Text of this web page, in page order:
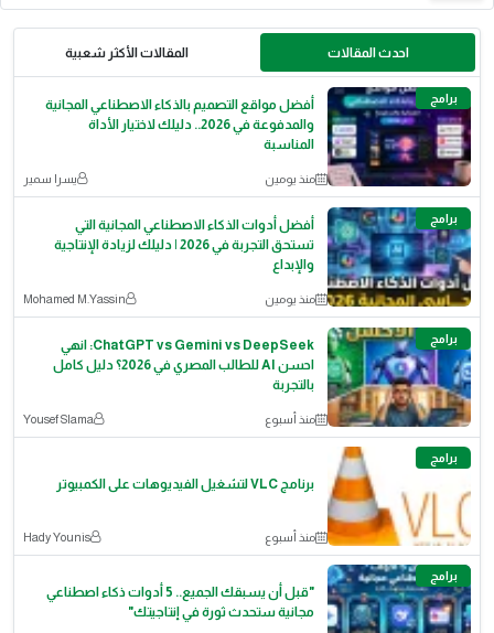
احدث المقالات المقالات الأكثر شعبية
برامج
أفضل مواقع التصميم بالذكاء الاصطناعي المجانية
والمدفوعة في 2026.. دليلك لاختيار الأداة
المناسبة
منذ يومين يسرا سمير
برامج
أفضل أدوات الذكاء الاصطناعي المجانية التي
تستحق التجربة في 2026 | دليلك لزيادة الإنتاجية
والإبداع
منذ يومين Mohamed M.Yassin
برامج
ChatGPT vs Gemini vs DeepSeek: انهي
احسن AI للطالب المصري في 2026؟ دليل كامل
بالتجربة
منذ أسبوع Yousef Slama
برامج
برنامج VLC لتشغيل الفيديوهات على الكمبيوتر
منذ أسبوع Hady Younis
برامج
​"قبل أن يسبقك الجميع.. 5 أدوات ذكاء اصطناعي
مجانية ستحدث ثورة في إنتاجيتك"